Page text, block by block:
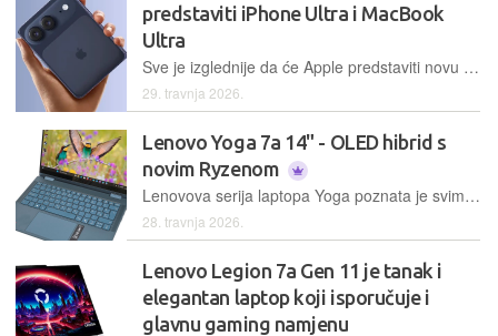
predstaviti iPhone Ultra i MacBook
Ultra
Sve je izglednije da će Apple predstaviti novu liniju proizvoda koja će biti naprednija, ali i skuplja od dosadašnjeg vrhunca, odnosno Pro modela
29. travnja 2026.
Lenovo Yoga 7a 14" - OLED hibrid s
novim Ryzenom
Lenovova serija laptopa Yoga poznata je svima koji preferiraju konvertibilne uređaj – laptop koji istovremeno može odigrati i ulogu velikog tableta. Jedna od najnovijih modela u ovoj seriji jest Yoga 7a temeljena na procesorima iz nove AMD-ove serije Ryzen AI 400
28. travnja 2026.
Lenovo Legion 7a Gen 11 je tanak i
elegantan laptop koji isporučuje i
glavnu gaming namjenu